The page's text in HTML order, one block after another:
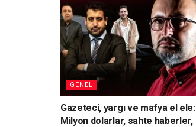
GENEL
Gazeteci, yargı ve mafya el ele:
Milyon dolarlar, sahte haberler,